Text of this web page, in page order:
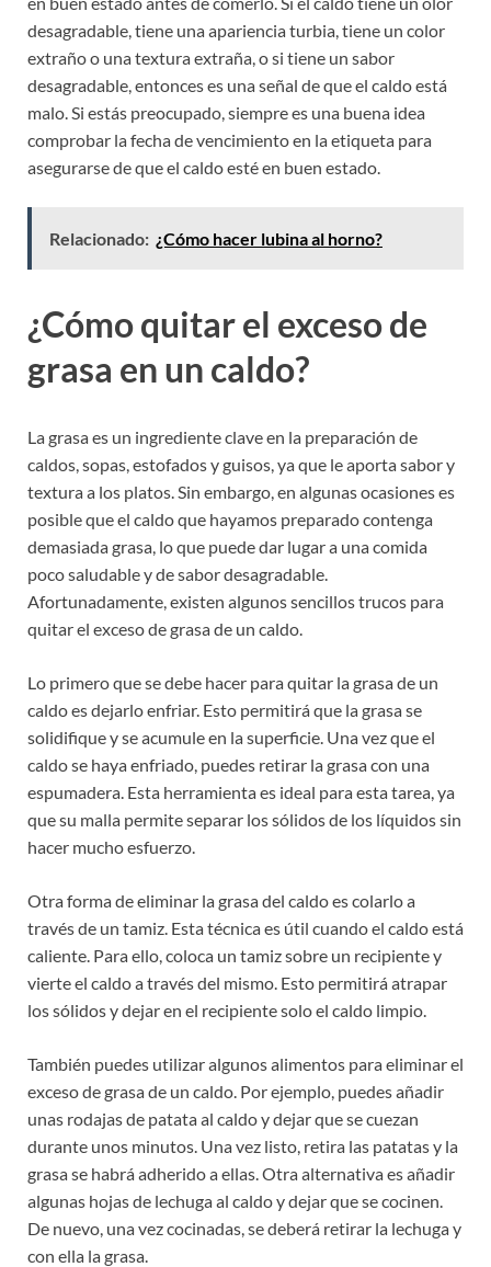
desagradable, tiene una apariencia turbia, tiene un color
extraño o una textura extraña, o si tiene un sabor
desagradable, entonces es una señal de que el caldo está
malo. Si estás preocupado, siempre es una buena idea
comprobar la fecha de vencimiento en la etiqueta para
asegurarse de que el caldo esté en buen estado.
Relacionado: ¿Cómo hacer lubina al horno?
¿Cómo quitar el exceso de
grasa en un caldo?
La grasa es un ingrediente clave en la preparación de
caldos, sopas, estofados y guisos, ya que le aporta sabor y
textura a los platos. Sin embargo, en algunas ocasiones es
posible que el caldo que hayamos preparado contenga
demasiada grasa, lo que puede dar lugar a una comida
poco saludable y de sabor desagradable.
Afortunadamente, existen algunos sencillos trucos para
quitar el exceso de grasa de un caldo.
Lo primero que se debe hacer para quitar la grasa de un
caldo es dejarlo enfriar. Esto permitirá que la grasa se
solidifique y se acumule en la superficie. Una vez que el
caldo se haya enfriado, puedes retirar la grasa con una
espumadera. Esta herramienta es ideal para esta tarea, ya
que su malla permite separar los sólidos de los líquidos sin
hacer mucho esfuerzo.
Otra forma de eliminar la grasa del caldo es colarlo a
través de un tamiz. Esta técnica es útil cuando el caldo está
caliente. Para ello, coloca un tamiz sobre un recipiente y
vierte el caldo a través del mismo. Esto permitirá atrapar
los sólidos y dejar en el recipiente solo el caldo limpio.
También puedes utilizar algunos alimentos para eliminar el
exceso de grasa de un caldo. Por ejemplo, puedes añadir
unas rodajas de patata al caldo y dejar que se cuezan
durante unos minutos. Una vez listo, retira las patatas y la
grasa se habrá adherido a ellas. Otra alternativa es añadir
algunas hojas de lechuga al caldo y dejar que se cocinen.
De nuevo, una vez cocinadas, se deberá retirar la lechuga y
con ella la grasa.